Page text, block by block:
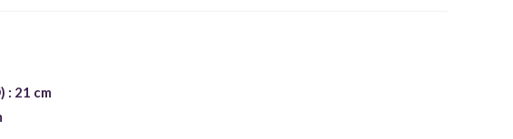
: 21 cm